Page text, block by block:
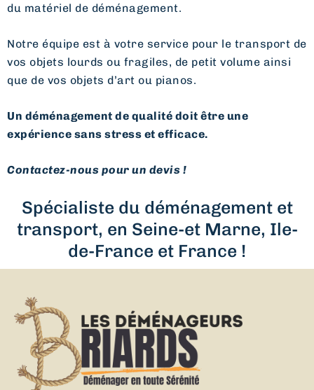
du matériel de déménagement.
Notre équipe est à votre service pour le transport de
vos objets lourds ou fragiles, de petit volume ainsi
que de vos objets d’art ou pianos.
Un déménagement de qualité doit être une
expérience sans stress et efficace.
Contactez-nous pour un devis !
Spécialiste du déménagement et
transport, en Seine-et Marne, Ile-
de-France et France !